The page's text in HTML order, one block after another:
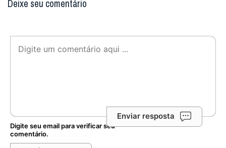
Deixe seu comentário
Enviar resposta
Digite seu email para verificar seu
comentário.